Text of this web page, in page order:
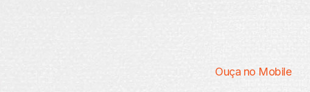
Ouça no Mobile